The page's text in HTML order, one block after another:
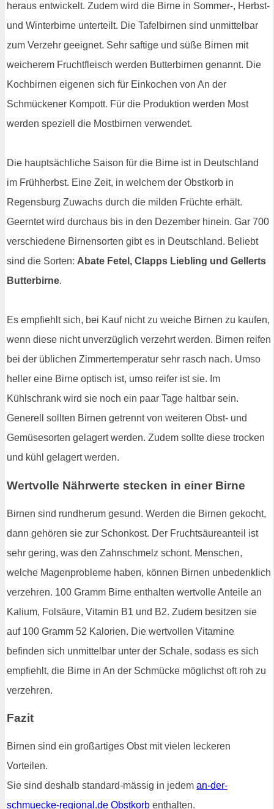
heraus entwickelt. Zudem wird die Birne in Sommer-, Herbst-
und Winterbirne unterteilt. Die Tafelbirnen sind unmittelbar
zum Verzehr geeignet. Sehr saftige und süße Birnen mit
weicherem Fruchtfleisch werden Butterbirnen genannt. Die
Kochbirnen eigenen sich für Einkochen von An der
Schmückener Kompott. Für die Produktion werden Most
werden speziell die Mostbirnen verwendet.
Die hauptsächliche Saison für die Birne ist in Deutschland
im Frühherbst. Eine Zeit, in welchem der Obstkorb in
Regensburg Zuwachs durch die milden Früchte erhält.
Geerntet wird durchaus bis in den Dezember hinein. Gar 700
verschiedene Birnensorten gibt es in Deutschland. Beliebt
sind die Sorten: Abate Fetel, Clapps Liebling und Gellerts
Butterbirne.
Es empfiehlt sich, bei Kauf nicht zu weiche Birnen zu kaufen,
wenn diese nicht unverzüglich verzehrt werden. Birnen reifen
bei der üblichen Zimmertemperatur sehr rasch nach. Umso
heller eine Birne optisch ist, umso reifer ist sie. Im
Kühlschrank wird sie noch ein paar Tage haltbar sein.
Generell sollten Birnen getrennt von weiteren Obst- und
Gemüsesorten gelagert werden. Zudem sollte diese trocken
und kühl gelagert werden.
Wertvolle Nährwerte stecken in einer Birne
Birnen sind rundherum gesund. Werden die Birnen gekocht,
dann gehören sie zur Schonkost. Der Fruchtsäureanteil ist
sehr gering, was den Zahnschmelz schont. Menschen,
welche Magenprobleme haben, können Birnen unbedenklich
verzehren. 100 Gramm Birne enthalten wertvolle Anteile an
Kalium, Folsäure, Vitamin B1 und B2. Zudem besitzen sie
auf 100 Gramm 52 Kalorien. Die wertvollen Vitamine
befinden sich unmittelbar unter der Schale, sodass es sich
empfiehlt, die Birne in An der Schmücke möglichst oft roh zu
verzehren.
Fazit
Birnen sind ein großartiges Obst mit vielen leckeren
Vorteilen.
Sie sind deshalb standard-mässig in jedem an-der-
schmuecke-regional.de Obstkorb enthalten.